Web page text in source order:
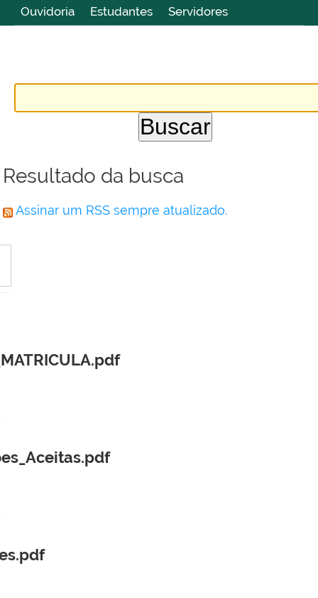
Ouvidoria
Estudantes Servidores
Resultado da busca
Assinar um RSS sempre atualizado.